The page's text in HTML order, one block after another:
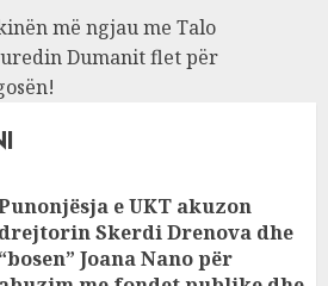
më ngjau me Talo
Dumanit flet për
e UKT akuzon
drejtorin Skerdi Drenova dhe
“bosen” Joana Nano për